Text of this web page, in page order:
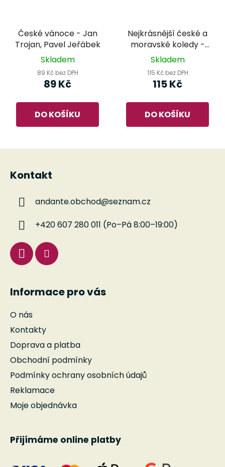
České vánoce - Jan
Trojan, Pavel Jeřábek
Skladem
89 Kč bez DPH
89 Kč
DO KOŠÍKU
Nejkrásnější české a
moravské koledy -
pro dvě zobcové
flétny a kytaru
Skladem
115 Kč bez DPH
115 Kč
DO KOŠÍKU
Z
Kontakt
andante.obchod@seznam.cz
+420 607 280 011 (Po–Pá 8:00–19:00)
Informace pro vás
O nás
Kontakty
Doprava a platba
Obchodní podmínky
Podmínky ochrany osobních údajů
Reklamace
Moje objednávka
Přijímáme online platby